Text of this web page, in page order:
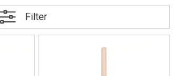
Filter